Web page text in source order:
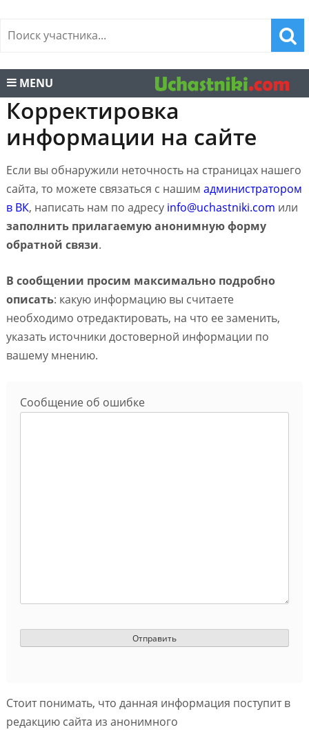
MENU
Корректировка
информации на сайте
Если вы обнаружили неточность на страницах нашего
сайта, то можете связаться с нашим администратором
в ВК, написать нам по адресу info@uchastniki.com или
заполнить прилагаемую анонимную форму
обратной связи.
В сообщении просим максимально подробно
описать: какую информацию вы считаете
необходимо отредактировать, на что ее заменить,
указать источники достоверной информации по
вашему мнению.
Сообщение об ошибке
Стоит понимать, что данная информация поступит в
редакцию сайта из анонимного